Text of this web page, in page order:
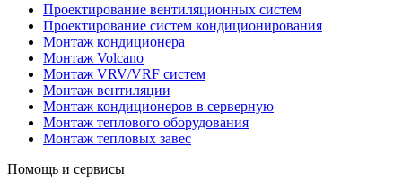
Проектирование вентиляционных систем
Проектирование систем кондиционирования
Монтаж кондиционера
Монтаж Volcano
Монтаж VRV/VRF систем
Монтаж вентиляции
Монтаж кондиционеров в серверную
Монтаж теплового оборудования
Монтаж тепловых завес
Помощь и сервисы